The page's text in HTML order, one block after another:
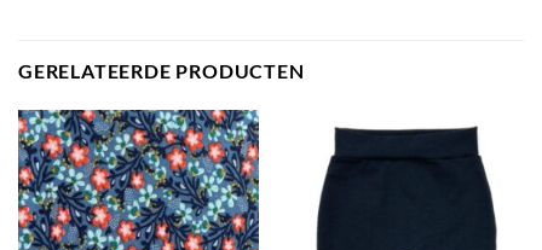
GERELATEERDE PRODUCTEN